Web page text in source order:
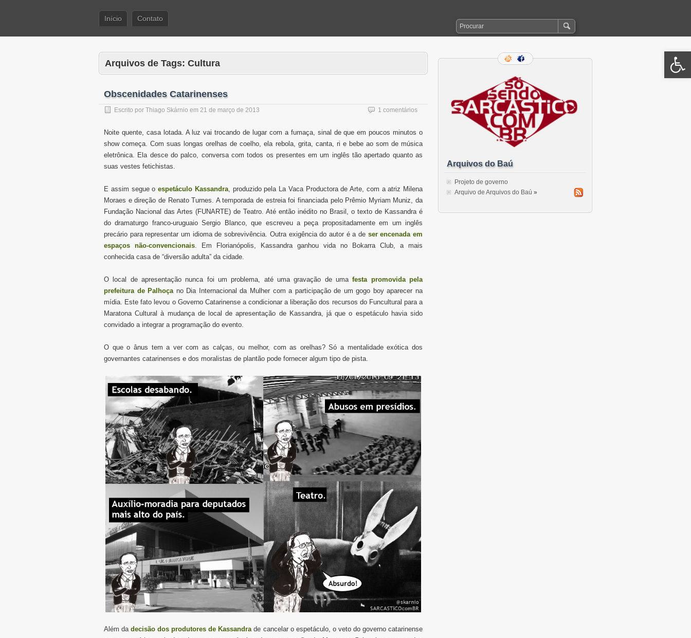
Início Contato
Arquivos de Tags: Cultura
Obscenidades Catarinenses
Escrito por Thiago Skárnio em 21 de março de 2013 1 comentários
Noite quente, casa lotada. A luz vai trocando de lugar com a fumaça, sinal de que em poucos minutos o
show começa.Com suas longas orelhas de coelho, ela rebola, grita, canta, ri e bebe ao som de música
eletrônica. Ela desce do palco, conversa com todos os presentesem um inglês tãoapertado quanto as
suas vestes fetichistas.
E assim segue o espetáculo Kassandra, produzido pela La Vaca Productora de Arte, com a atriz Milena
Moraes e direção de Renato Turnes. A temporada de estreia foi financiada pelo Prêmio Myriam Muniz, da
Fundação Nacional das Artes (FUNARTE) de Teatro. Até então inédito no Brasil, o texto de Kassandra é
do dramaturgo franco-uruguaio Sergio Blanco, que escreveu a peça propositadamente em um inglês
precário para representar um idioma de sobrevivência. Outra exigência do autor é a de ser encenada em
espaços não-convencionais. Em Florianópolis, Kassandra ganhou vida no Bokarra Club, a mais
conhecida casa de “diversão adulta” da cidade.
O local de apresentação nunca foi um problema, até uma gravação de umafesta promovida pela
prefeitura de Palhoçano Dia Internacional da Mulher com a participação de um gogo boy aparecer na
mídia. Este fato levou o Governo Catarinense a condicionar a liberação dos recursos do Funcultural para a
Maratona Cultural à mudança de local de apresentação de Kassandra, já que o espetáculo havia sido
convidado a integrar a programação do evento.
O que o ânus tem a ver com as calças, ou melhor, com as orelhas? Só a mentalidade exótica dos
governantes catarinenses e dos moralistas de plantão pode fornecer algum tipo de pista.
Além dadecisão dos produtores de Kassandrade cancelar o espetáculo, o veto do governo catarinense
Arquivos do Baú
Projeto de governo
Arquivo de Arquivos do Baú »